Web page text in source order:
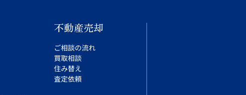
不動産売却
ご相談の流れ
買取相談
住み替え
査定依頼